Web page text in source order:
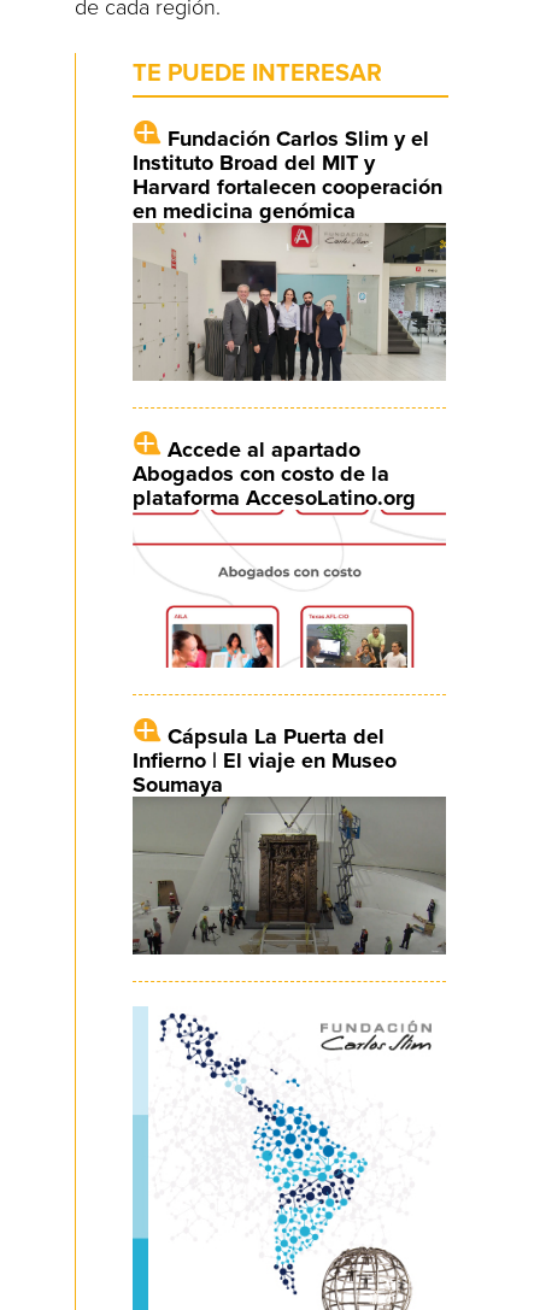
de cada región.
TE PUEDE INTERESAR
Fundación Carlos Slim y el
Instituto Broad del MIT y
Harvard fortalecen cooperación
en medicina genómica
Accede al apartado
Abogados con costo de la
plataforma AccesoLatino.org
Cápsula La Puerta del
Infierno | El viaje en Museo
Soumaya